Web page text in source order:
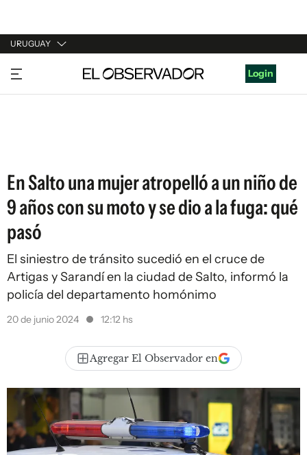
URUGUAY
URUGUAY
ARGENTINA
Login
En Salto una mujer atropelló a un niño de
9 años con su moto y se dio a la fuga: qué
pasó
El siniestro de tránsito sucedió en el cruce de
Artigas y Sarandí en la ciudad de Salto, informó la
policía del departamento homónimo
20 de junio 2024 12:12 hs
Agregar El Observador en